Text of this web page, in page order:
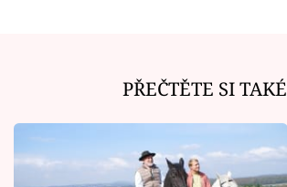
PŘEČTĚTE SI TAKÉ